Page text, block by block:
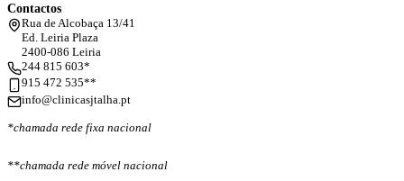
Contactos
Rua de Alcobaça 13/41
Ed. Leiria Plaza
2400-086 Leiria
244 815 603*
915 472 535**
info@clinicasjtalha.pt
*chamada rede fixa nacional
**chamada rede móvel nacional